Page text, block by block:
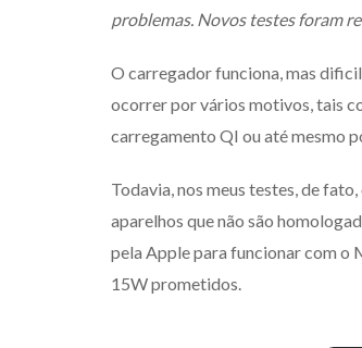
problemas. Novos testes foram
O carregador funciona, mas
ocorrer por vários motivos, tais
carregamento QI ou até mesmo
Todavia, nos meus testes, de
aparelhos que não são
pela Apple para funcionar com o
15W prometidos.